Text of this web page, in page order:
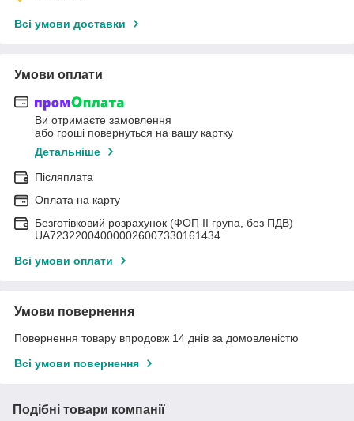
Всі умови доставки
Умови оплати
Ви отримаєте замовлення
або гроші повернуться на вашу картку
Детальніше
Післяплата
Оплата на карту
Безготівковий розрахунок (ФОП II група, без ПДВ)
UA723220040000026007330161434
Всі умови оплати
Умови повернення
Повернення товару впродовж 14 днів за домовленістю
Всі умови повернення
Подібні товари компанії